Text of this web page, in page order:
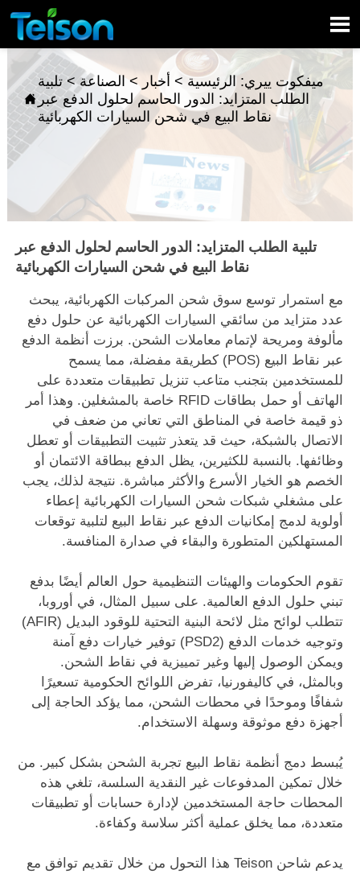


ميفكوت ييري: الرئيسية > أخبار >الصناعة>تلبية
الطلب المتزايد: الدور الحاسم لحلول الدفع عبر
نقاط البيع في شحن السيارات الكهربائية
تلبية الطلب المتزايد: الدور الحاسم لحلول الدفع عبر
نقاط البيع في شحن السيارات الكهربائية
مع استمرار توسع سوق شحن المركبات الكهربائية، يبحث
عدد متزايد من سائقي السيارات الكهربائية عن حلول دفع
مألوفة ومريحة لإتمام معاملات الشحن. برزت أنظمة الدفع
عبر نقاط البيع (POS) كطريقة مفضلة، مما يسمح
للمستخدمين بتجنب متاعب تنزيل تطبيقات متعددة على
الهاتف أو حمل بطاقات RFID خاصة بالمشغلين. وهذا أمر
ذو قيمة خاصة في المناطق التي تعاني من ضعف في
الاتصال بالشبكة، حيث قد يتعذر تثبيت التطبيقات أو تعطل
وظائفها. بالنسبة للكثيرين، يظل الدفع ببطاقة الائتمان أو
الخصم هو الخيار الأسرع والأكثر مباشرة. نتيجة لذلك، يجب
على مشغلي شبكات شحن السيارات الكهربائية إعطاء
أولوية لدمج إمكانيات الدفع عبر نقاط البيع لتلبية توقعات
المستهلكين المتطورة والبقاء في صدارة المنافسة.
تقوم الحكومات والهيئات التنظيمية حول العالم أيضًا بدفع
تبني حلول الدفع العالمية. على سبيل المثال، في أوروبا،
تتطلب لوائح مثل لائحة البنية التحتية للوقود البديل (AFIR)
وتوجيه خدمات الدفع (PSD2) توفير خيارات دفع آمنة
ويمكن الوصول إليها وغير تمييزية في نقاط الشحن.
وبالمثل، في كاليفورنيا، تفرض اللوائح الحكومية تسعيرًا
شفافًا وموحدًا في محطات الشحن، مما يؤكد الحاجة إلى
أجهزة دفع موثوقة وسهلة الاستخدام.
يُبسط دمج أنظمة نقاط البيع تجربة الشحن بشكل كبير. من
خلال تمكين المدفوعات غير النقدية السلسة، تلغي هذه
المحطات حاجة المستخدمين لإدارة حسابات أو تطبيقات
متعددة، مما يخلق عملية أكثر سلاسة وكفاءة.
يدعم شاحن Teison هذا التحول من خلال تقديم توافق مع